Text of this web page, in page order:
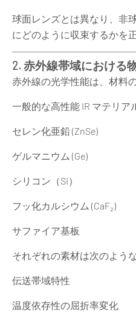
球面レンズとは異なり、非
にどのように収束するかを
2. 赤外線帯域における
赤外線の光学性能は、材料
一般的な高性能 IR マテリア
セレン化亜鉛 (ZnSe)
ゲルマニウム (Ge)
シリコン（Si）
フッ化カルシウム (CaF₂)
サファイア基板
それぞれの素材は次のよう
伝送帯域特性
温度依存性の屈折率変化